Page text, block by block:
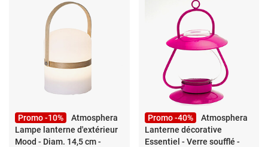
Promo -10%
Atmosphera
Lampe lanterne d'extérieur
Mood - Diam. 14,5 cm -
Promo -40%
Atmosphera
Lanterne décorative
Essentiel - Verre soufflé -